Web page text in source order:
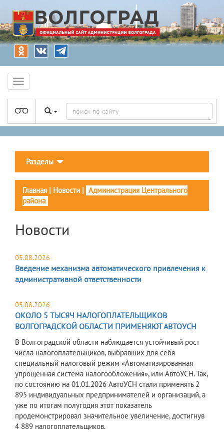
Разделы
Главная | Новости | Администрация Центрального
района
Новости
05.08.2026
Введение механизма автоматического привлечения к
административной ответственности
05.08.2026
ОКОЛО 5 ТЫСЯЧ НАЛОГОПЛАТЕЛЬЩИКОВ
ВОЛГОГРАДСКОЙ ОБЛАСТИ ПРИМЕНЯЮТ АВТОУСН
В Волгоградской области наблюдается устойчивый рост
числа налогоплательщиков, выбравших для себя
специальный налоговый режим «Автоматизированная
упрощенная система налогообложения», или АвтоУСН. Так,
по состоянию на 01.01.2026 АвтоУСН стали применять 2
895 индивидуальных предпринимателей и организаций, а
уже по итогам полугодия этот показатель
продемонстрировал значительное увеличение, достигнув
4 889 налогоплательщиков.